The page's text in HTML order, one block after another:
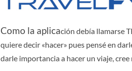
Como la aplicación debía llamarse
quiere decir «hacer» pues pensé en
darle importancia a hacer un viaje, cree